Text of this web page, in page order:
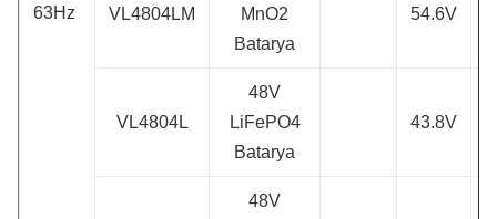
63Hz
VL4804LM
MnO2
Batarya
54.6V
VL4804L
48V
LiFePO4
Batarya
43.8V
48V